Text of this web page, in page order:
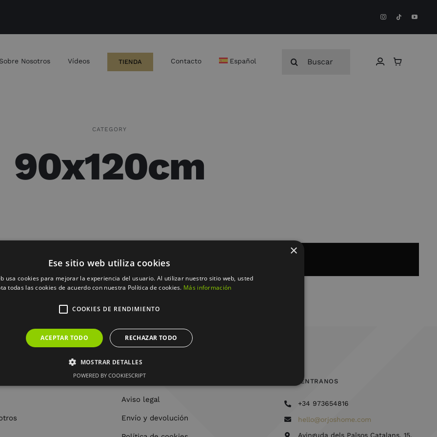
Sobre Nosotros Vídeos TIENDA Contacto Español
CATEGORY
90x120cm
la selección.
Aviso legal
Envío y devolución
ENCUÉNTRANOS
+34 973654816
hello@orjoshome.com
Avinguda dels Països Catalans, 15,
×
Ese sitio web utiliza cookies
usa cookies para mejorar la experiencia del usuario. Al utilizar nuestro sitio web, usted
todas las cookies de acuerdo con nuestra Política de cookies. Más información
COOKIES DE RENDIMIENTO
ACEPTAR TODO RECHAZAR TODO
MOSTRAR DETALLES
POWERED BY COOKIESCRIPT